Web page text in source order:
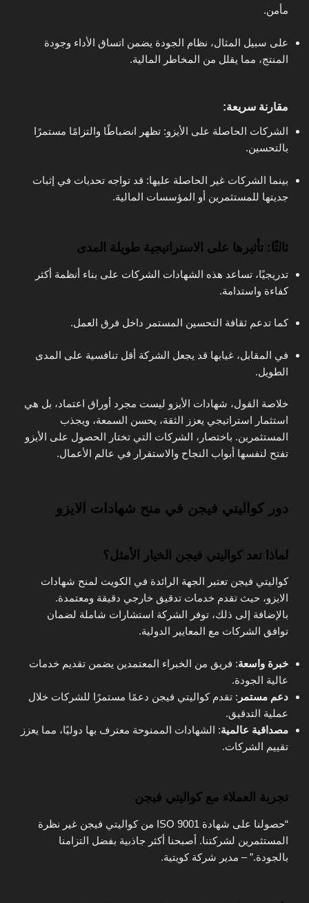
مأمن.
على سبيل المثال، نظام الجودة يضمن اتساق الأداء وجودة
المنتج، مما يقلل من المخاطر المالية.
مقارنة سريعة:
الشركات الحاصلة على الأيزو: تظهر انضباطًا والتزامًا مستمرًا
بالتحسين.
بينما الشركات غير الحاصلة عليها: قد تواجه تحديات في إثبات
جديتها للمستثمرين أو المؤسسات المالية.
ثالثًا: تأثيرها على الاستراتيجية طويلة المدى
تدريجيًا، تساعد هذه الشهادات الشركات على بناء أنظمة أكثر
كفاءة واستدامة.
كما تدعم ثقافة التحسين المستمر داخل فرق العمل.
في المقابل، غيابها قد يجعل الشركة أقل تنافسية على المدى
الطويل.
خلاصة القول، شهادات الأيزو ليست مجرد أوراق اعتماد، بل هي
استثمار استراتيجي يعزز الثقة، يحسن السمعة، ويجذب
المستثمرين. باختصار، الشركات التي تختار الحصول على الأيزو
تفتح لنفسها أبواب النجاح والاستقرار في عالم الأعمال.
دور كواليتي فيجن في منح شهادات الايزو
لماذا تعد كواليتي فيجن الخيار الأمثل؟
كواليتي فيجن تعتبر الجهة الرائدة في الكويت لمنح شهادات
الايزو، حيث تقدم خدمات تدقيق خارجي دقيقة ومعتمدة.
بالإضافة إلى ذلك، توفر الشركة استشارات شاملة لضمان
توافق الشركات مع المعايير الدولية.
خبرة واسعة: فريق من الخبراء المعتمدين يضمن تقديم خدمات
عالية الجودة.
دعم مستمر : تقدم كواليتي فيجن دعمًا مستمرًا للشركات خلال
عملية التدقيق.
مصداقية عالمية: الشهادات الممنوحة معترف بها دوليًا، مما يعزز
تقييم الشركات.
تجربة العملاء مع كواليتي فيجن
“حصولنا على شهادة ISO 9001 من كواليتي فيجن غير نظرة
المستثمرين لشركتنا. أصبحنا أكثر جاذبية بفضل التزامنا
بالجودة.” – مدير شركة كويتية.